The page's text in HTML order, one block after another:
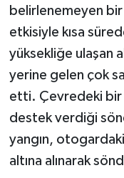
belirlenemeyen bir
etkisiyle kısa
yüksekliğe ulaşan
yerine gelen çok
etti. Çevredeki bir
destek verdiği
yangın,
altına alınarak